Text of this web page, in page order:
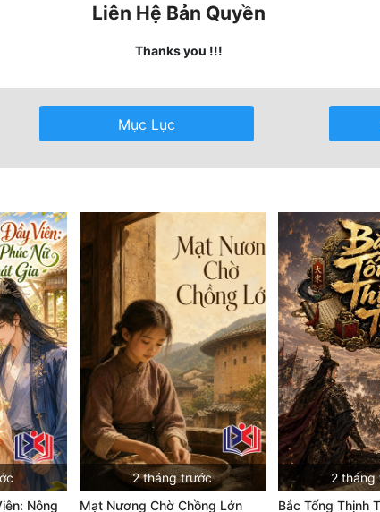
Liên Hệ Bản Quyền
Thanks you !!!
Mục Lục
Nông
2 tháng trước
Mạt Nương Chờ Chồng Lớn
2 tháng
Bắc Tống Thịnh